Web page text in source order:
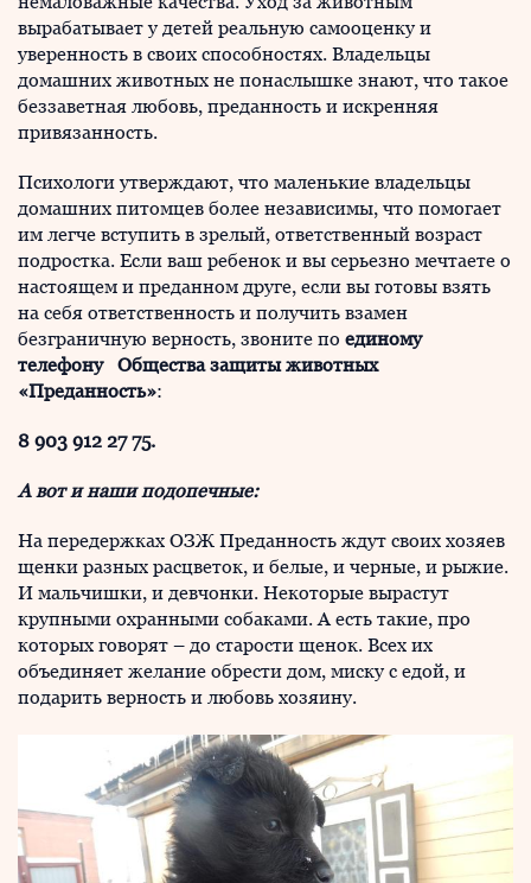
вырабатывает у детей реальную самооценку и
уверенность в своих способностях. Владельцы
домашних животных не понаслышке знают, что такое
беззаветная любовь, преданность и искренняя
привязанность.
Психологи утверждают, что маленькие владельцы
домашних питомцев более независимы, что помогает
им легче вступить в зрелый, ответственный возраст
подростка. Если ваш ребенок и вы серьезно мечтаете о
настоящем и преданном друге, если вы готовы взять
на себя ответственность и получить взамен
безграничную верность, звоните по единому
телефону Общества защиты животных
«Преданность»:
8 903 912 27 75.
А вот и наши подопечные:
На передержках ОЗЖ Преданность ждут своих хозяев
щенки разных расцветок, и белые, и черные, и рыжие.
И мальчишки, и девчонки. Некоторые вырастут
крупными охранными собаками. А есть такие, про
которых говорят – до старости щенок. Всех их
объединяет желание обрести дом, миску с едой, и
подарить верность и любовь хозяину.